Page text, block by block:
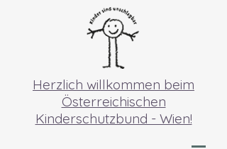
Herzlich willkommen beim
Österreichischen
Kinderschutzbund - Wien!